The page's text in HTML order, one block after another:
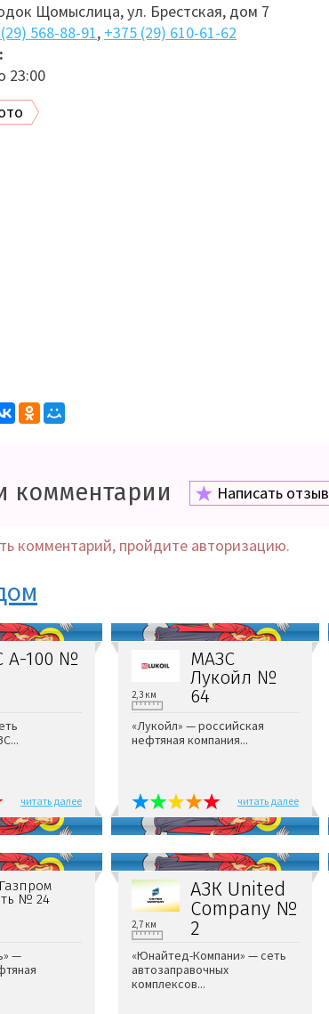
Щомыслица, ул. Брестская, дом 7
568-88-91, +375 (29) 610-61-62
23:00
комментарии Написать отзыв
комментарий, пройдите авторизацию.
А-100 №
читать далее
МАЗС
Лукойл №
64
2,3 км
«Лукойл» — российская
нефтяная компания...
читать далее
№ 24
—
АЗК United
Company №
2
2,7 км
«Юнайтед-Компани» — сеть
автозаправочных
комплексов...